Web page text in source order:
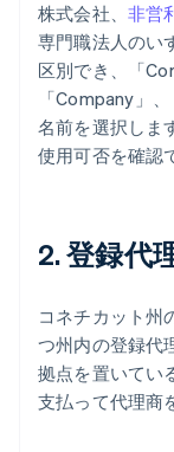
株式会社、 非営
専門職法人のい
区別でき、「
「Company」
名前を選択しま
使用可否を確認
2. 登録代
コネチカット州
つ州内の登録代
拠点を置いてい
支払って代理商